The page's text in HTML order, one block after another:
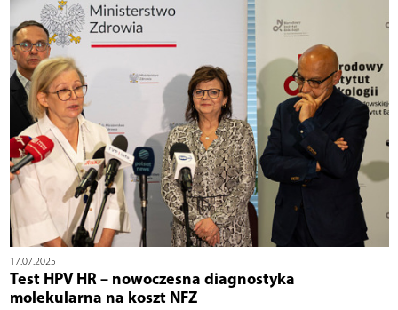
17.07.2025
Test HPV HR – nowoczesna diagnostyka
molekularna na koszt NFZ